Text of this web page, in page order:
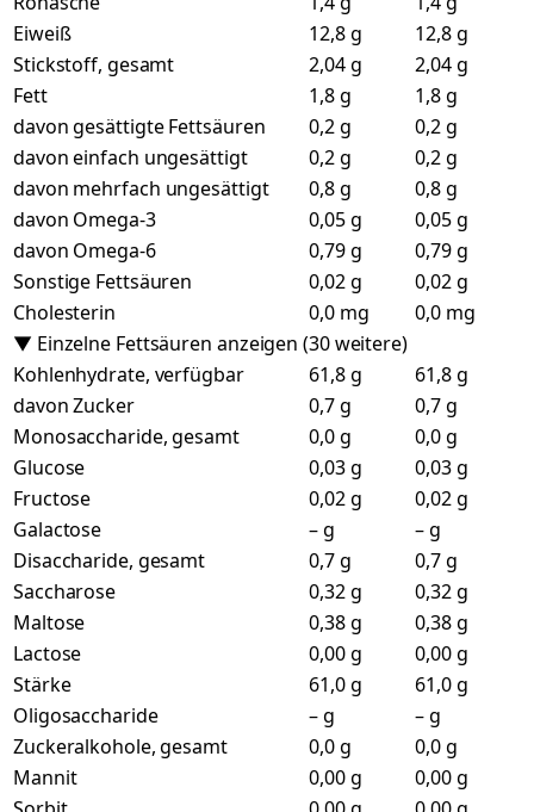
Eiweiß
12,8 g
12,8 g
Stickstoff, gesamt
2,04 g
2,04 g
Fett
1,8 g
1,8 g
davon gesättigte Fettsäuren
0,2 g
0,2 g
davon einfach ungesättigt
0,2 g
0,2 g
davon mehrfach ungesättigt
0,8 g
0,8 g
davon Omega-3
0,05 g
0,05 g
davon Omega-6
0,79 g
0,79 g
Sonstige Fettsäuren
0,02 g
0,02 g
Cholesterin
0,0 mg
0,0 mg
▼ Einzelne Fettsäuren anzeigen (30 weitere)
Kohlenhydrate, verfügbar
61,8 g
61,8 g
davon Zucker
0,7 g
0,7 g
Monosaccharide, gesamt
0,0 g
0,0 g
Glucose
0,03 g
0,03 g
Fructose
0,02 g
0,02 g
Galactose
– g
– g
Disaccharide, gesamt
0,7 g
0,7 g
Saccharose
0,32 g
0,32 g
Maltose
0,38 g
0,38 g
Lactose
0,00 g
0,00 g
Stärke
61,0 g
61,0 g
Oligosaccharide
– g
– g
Zuckeralkohole, gesamt
0,0 g
0,0 g
Mannit
0,00 g
0,00 g